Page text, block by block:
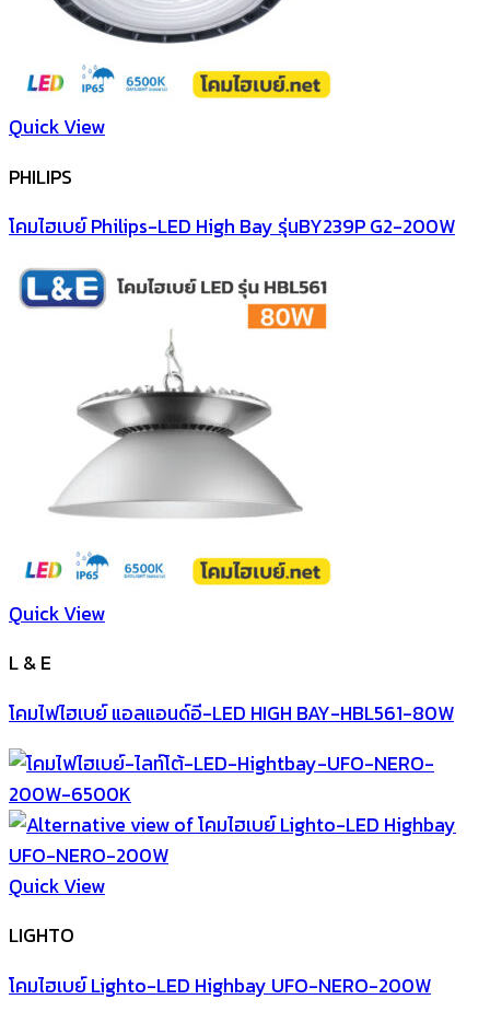
Quick View
PHILIPS
โคมไฮเบย์ Philips-LED High Bay รุ่นBY239P G2-200W
Quick View
L & E
โคมไฟไฮเบย์ แอลแอนด์อี-LED HIGH BAY-HBL561-80W
Quick View
LIGHTO
โคมไฮเบย์ Lighto-LED Highbay UFO-NERO-200W